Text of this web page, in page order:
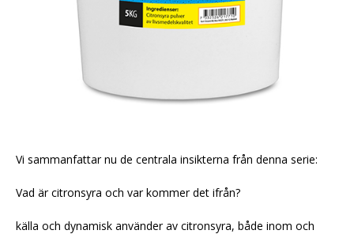
Vi sammanfattar nu de centrala insikterna från denna serie:
Vad är citronsyra och var kommer det ifrån?
källa och dynamisk använder av citronsyra, både inom och